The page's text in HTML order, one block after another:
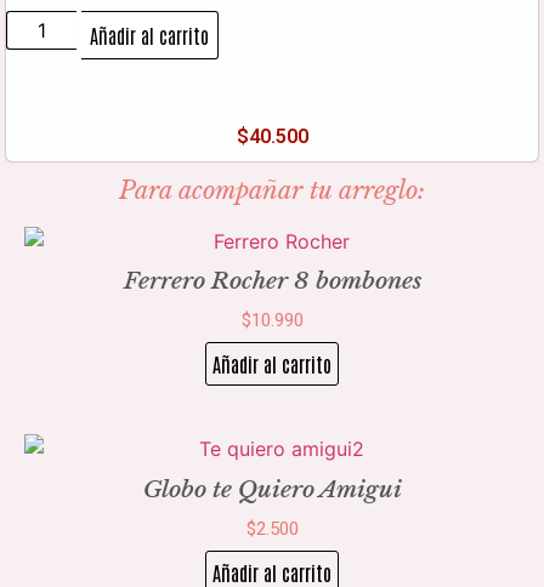
Añadir al carrito
$40.500
Para acompañar tu arreglo:
Ferrero Rocher 8 bombones
$10.990
Añadir al carrito
Globo te Quiero Amigui
$2.500
Añadir al carrito